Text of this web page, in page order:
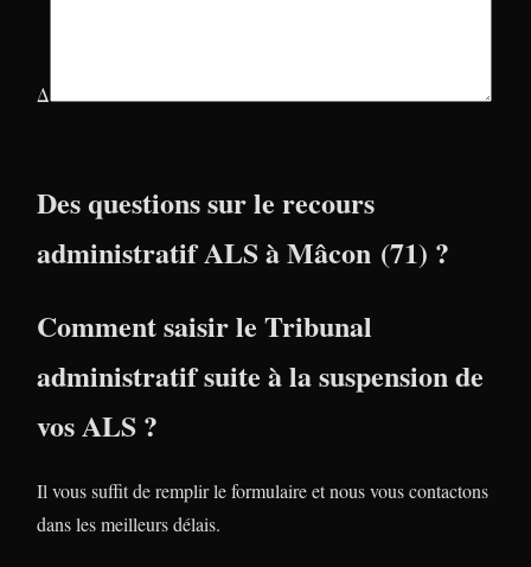
Δ
Des questions sur le recours
administratif ALS à Mâcon (71) ?
Comment saisir le Tribunal
administratif suite à la suspension de
vos ALS ?
Il vous suffit de remplir le formulaire et nous vous contactons
dans les meilleurs délais.